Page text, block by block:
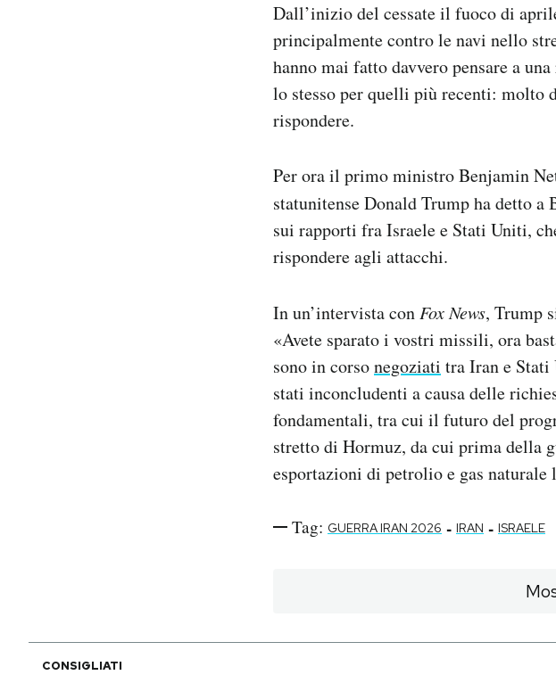
Dall’inizio del cessate il fuoco di
principalmente contro le navi nello
hanno mai fatto davvero pensare a
lo stesso per quelli più recenti: molto
rispondere.
Per ora il primo ministro Benjamin
statunitense Donald Trump ha detto
sui rapporti fra Israele e Stati Uniti,
rispondere agli attacchi.
In un’intervista conFox News, Trump
«Avete sparato i vostri missili, ora
sono in corsonegoziati tra Iran e Stati
stati inconcludenti a causa delle
fondamentali, tra cui il futuro del
stretto di Hormuz, da cui prima della
esportazioni di petrolio e gas naturale
Tag: GUERRA IRAN 2026 - IRAN - ISRAELE
CONSIGLIATI